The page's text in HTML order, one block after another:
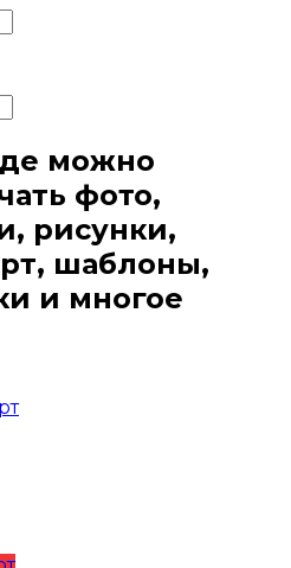
можно
фото,
рисунки,
шаблоны,
и многое